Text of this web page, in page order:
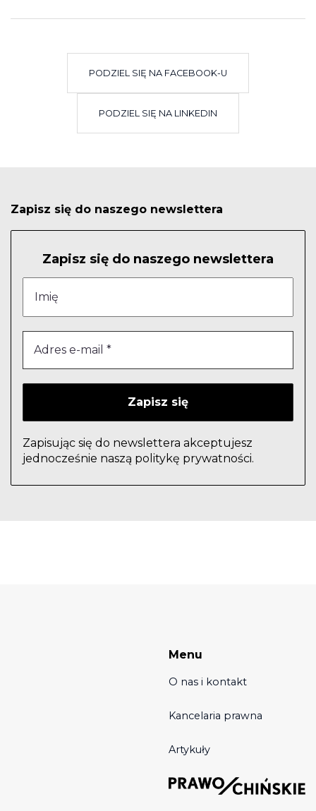
PODZIEL SIĘ NA FACEBOOK-U
PODZIEL SIĘ NA LINKEDIN
Zapisz się do naszego newslettera
Zapisz się do naszego newslettera
Zapisując się do newslettera akceptujesz
jednocześnie naszą politykę prywatności.
Menu
O nas i kontakt
Kancelaria prawna
Artykuły